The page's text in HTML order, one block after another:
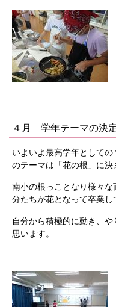
４月 学年テーマの決
いよいよ最高学年として
のテーマは「花の根」に決
南小の根っことなり様々
分たちが花となって卒業し
自分から積極的に動き、
思います。